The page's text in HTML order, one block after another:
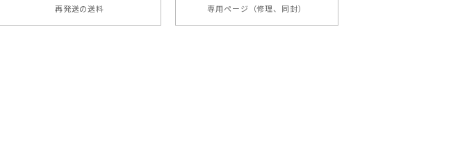
再発送の送料 専用ページ（修理、同封）